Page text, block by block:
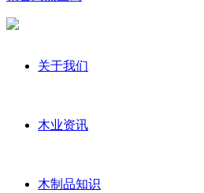
关于我们
木业资讯
木制品知识